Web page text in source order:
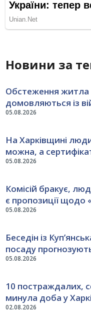
Новини за
05.08.2026
Обстеження житла
домовляються із
05.08.2026
На Харківщині
можна, а
05.08.2026
Комісій бракує,
є пропозиції щодо
05.08.2026
Беседін із
посаду
02.08.2026
10 постраждалих,
минула доба у